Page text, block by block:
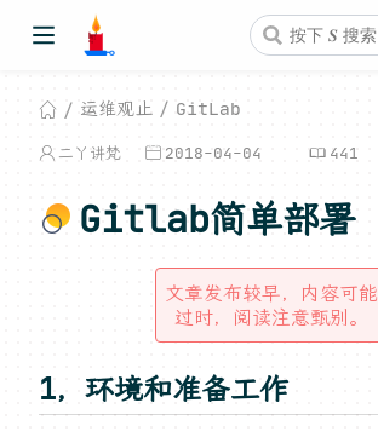
运维观止 GitLab
二丫讲梵 2018-04-04 441
Gitlab简单部署
文章发布较早，内容可能
过时，阅读注意甄别。
1，环境和准备工作